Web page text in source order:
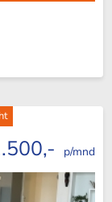
p/mnd